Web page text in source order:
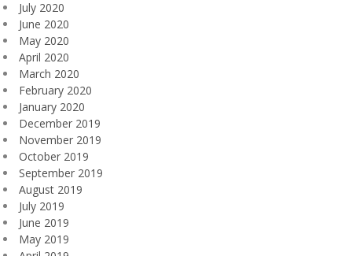
July 2020
June 2020
May 2020
April 2020
March 2020
February 2020
January 2020
December 2019
November 2019
October 2019
September 2019
August 2019
July 2019
June 2019
May 2019